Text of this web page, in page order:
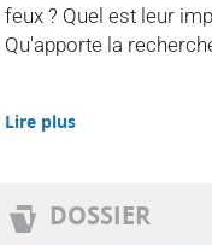
feux ? Quel est leur
Qu'apporte la
Lire plus
DOSSIER